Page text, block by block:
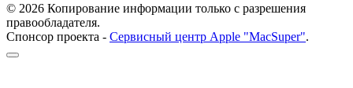
© 2026 Копирование информации только с разрешения
правообладателя.
Спонсор проекта - Сервисный центр Apple "MacSuper".